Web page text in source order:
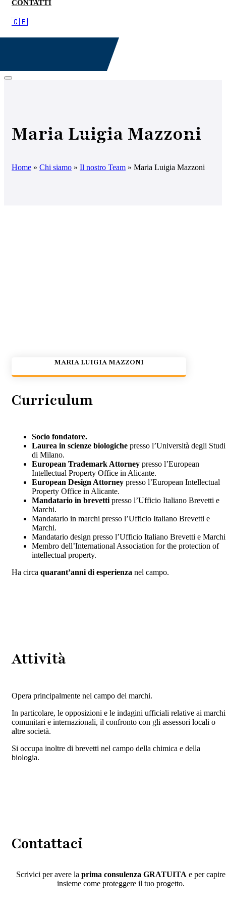
CONTATTI
🇬🇧
Maria Luigia Mazzoni
Home » Chi siamo » Il nostro Team » Maria Luigia Mazzoni
MARIA LUIGIA MAZZONI
Curriculum
Socio fondatore.
Laurea in scienze biologiche presso l’Università degli Studi
di Milano.
European Trademark Attorney presso l’European
Intellectual Property Office in Alicante.
European Design Attorney presso l’European Intellectual
Property Office in Alicante.
Mandatario in brevettipresso l’Ufficio Italiano Brevetti e
Marchi.
Mandatario in marchi presso l’Ufficio Italiano Brevetti e
Marchi.
Mandatario design presso l’Ufficio Italiano Brevetti e
Membro dell’International Association for the protection of
intellectual property.
Ha circa quarant’anni di esperienza nel campo.
Attività
Opera principalmente nel campo dei marchi.
In particolare, le opposizioni e le indagini ufficiali relative ai marchi
comunitari e internazionali, il confronto con gli assessori locali o
altre società.
Si occupa inoltre di brevetti nel campo della chimica e della
biologia.
Contattaci
Scrivici per avere la prima consulenza GRATUITA e per capire
insieme come proteggere il tuo progetto.